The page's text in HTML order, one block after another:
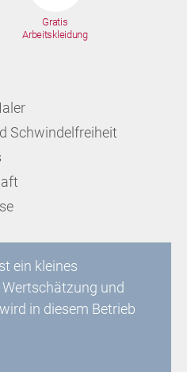
Gratis
Arbeitskleidung
Schwindelfreiheit
ein kleines
und
in diesem Betrieb